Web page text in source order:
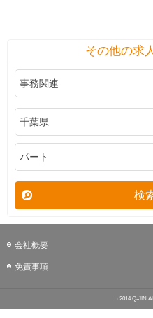
その他の求
検
会社概要
免責事項
c2014 Q-JIN